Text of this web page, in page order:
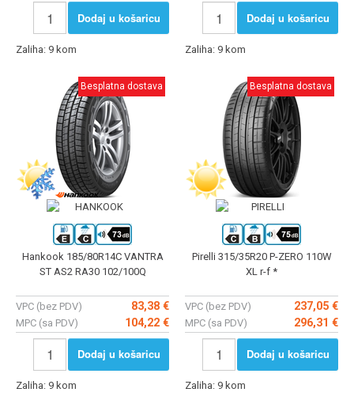
Dodaj u košaricu
Zaliha: 9 kom
Dodaj u košaricu
Zaliha: 9 kom
Besplatna dostava
Hankook 185/80R14C VANTRA
ST AS2 RA30 102/100Q
VPC (bez PDV) 83,38 €
MPC (sa PDV) 104,22 €
Dodaj u košaricu
Zaliha: 9 kom
Besplatna dostava
Pirelli 315/35R20 P-ZERO 110W
XL r-f *
VPC (bez PDV) 237,05 €
MPC (sa PDV) 296,31 €
Dodaj u košaricu
Zaliha: 9 kom